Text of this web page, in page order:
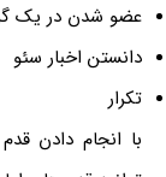
عضو شدن در یک
دانستن اخبار سئو
تکرار
با انجام دادن